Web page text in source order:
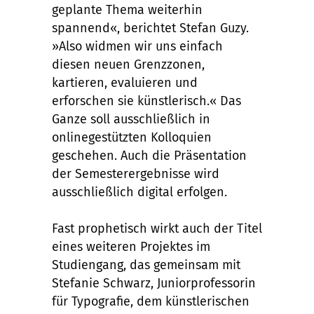
geplante Thema weiterhin
spannend«, berichtet Stefan Guzy.
»Also widmen wir uns einfach
diesen neuen Grenzzonen,
kartieren, evaluieren und
erforschen sie künstlerisch.« Das
Ganze soll ausschließlich in
onlinegestützten Kolloquien
geschehen. Auch die Präsentation
der Semesterergebnisse wird
ausschließlich digital erfolgen.
Fast prophetisch wirkt auch der Titel
eines weiteren Projektes im
Studiengang, das gemeinsam mit
Stefanie Schwarz, Juniorprofessorin
für Typografie, dem künstlerischen